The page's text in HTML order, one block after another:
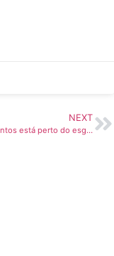
NEXT
Porto de Santos está perto do esgotamento da capacidade, diz prefeito – Valor Econômico